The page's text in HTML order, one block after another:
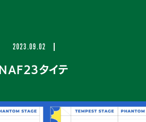
2023.09.02
NAF23タイテ